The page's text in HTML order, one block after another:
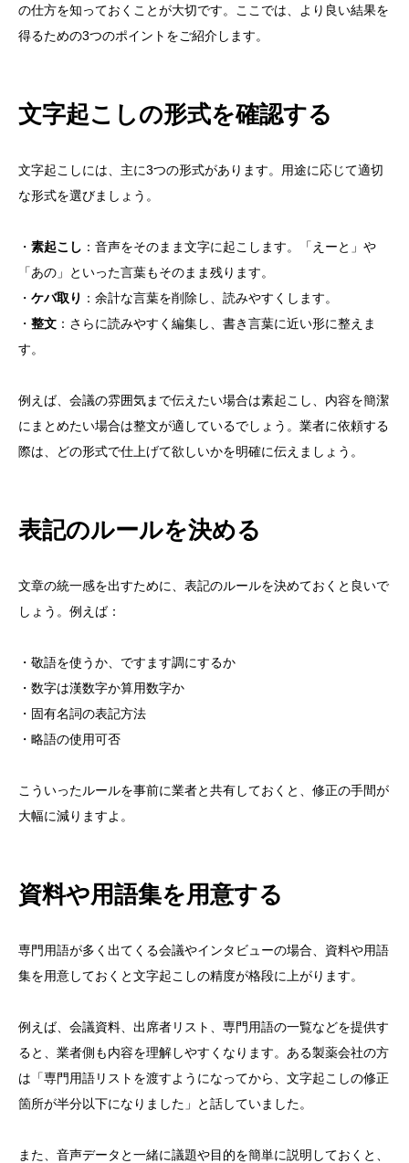
の仕方を知っておくことが大切です。ここでは、より良い結果を
得るための3つのポイントをご紹介します。
文字起こしの形式を確認する
文字起こしには、主に3つの形式があります。用途に応じて適切
な形式を選びましょう。
・ 素起こし ：音声をそのまま文字に起こします。「えーと」や
「あの」といった言葉もそのまま残ります。
・ ケバ取り ：余計な言葉を削除し、読みやすくします。
・ 整文 ：さらに読みやすく編集し、書き言葉に近い形に整えま
す。
例えば、会議の雰囲気まで伝えたい場合は素起こし、内容を簡潔
にまとめたい場合は整文が適しているでしょう。業者に依頼する
際は、どの形式で仕上げて欲しいかを明確に伝えましょう。
表記のルールを決める
文章の統一感を出すために、表記のルールを決めておくと良いで
しょう。例えば：
・敬語を使うか、ですます調にするか
・数字は漢数字か算用数字か
・固有名詞の表記方法
・略語の使用可否
こういったルールを事前に業者と共有しておくと、修正の手間が
大幅に減りますよ。
資料や用語集を用意する
専門用語が多く出てくる会議やインタビューの場合、資料や用語
集を用意しておくと文字起こしの精度が格段に上がります。
例えば、会議資料、出席者リスト、専門用語の一覧などを提供す
ると、業者側も内容を理解しやすくなります。ある製薬会社の方
は「専門用語リストを渡すようになってから、文字起こしの修正
箇所が半分以下になりました」と話していました。
また、音声データと一緒に議題や目的を簡単に説明しておくと、